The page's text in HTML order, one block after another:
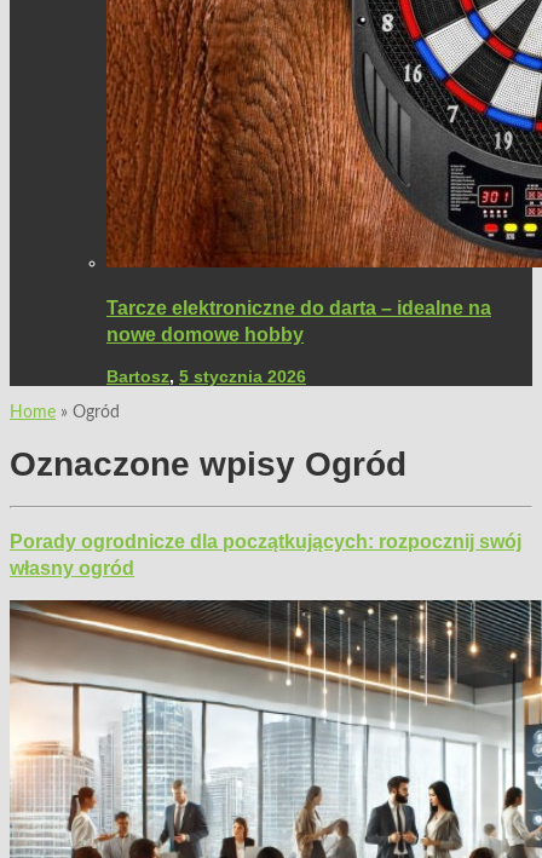
Tarcze elektroniczne do darta – idealne na
nowe domowe hobby
Bartosz, 5 stycznia 2026
Home » Ogród
Oznaczone wpisy Ogród
Porady ogrodnicze dla początkujących: rozpocznij swój
własny ogród